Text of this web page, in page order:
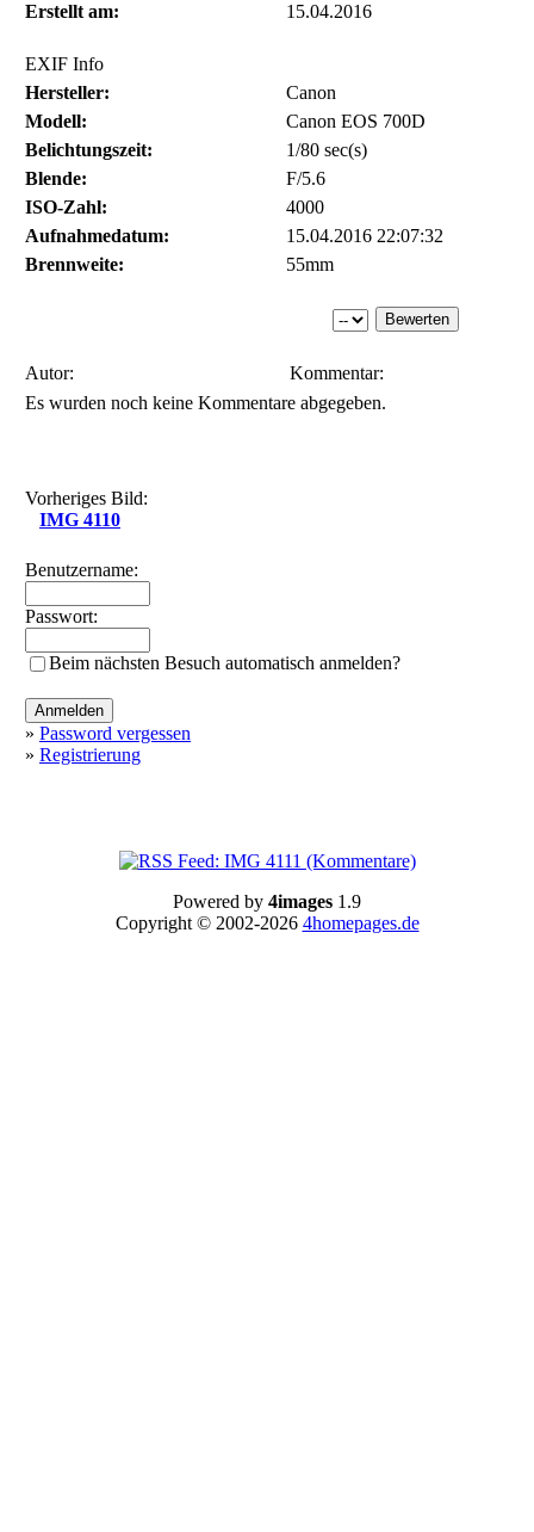
Erstellt am:
15.04.2016
EXIF Info
Hersteller:
Canon
Modell:
Canon EOS 700D
Belichtungszeit:
1/80 sec(s)
Blende:
F/5.6
ISO-Zahl:
4000
Aufnahmedatum:
15.04.2016 22:07:32
Brennweite:
55mm
Autor:
Kommentar:
Es wurden noch keine Kommentare abgegeben.
Vorheriges Bild:
IMG 4110
Benutzername:
Passwort:
Beim nächsten Besuch automatisch anmelden?
» Password vergessen
» Registrierung
Powered by 4images 1.9
Copyright © 2002-2026 4homepages.de